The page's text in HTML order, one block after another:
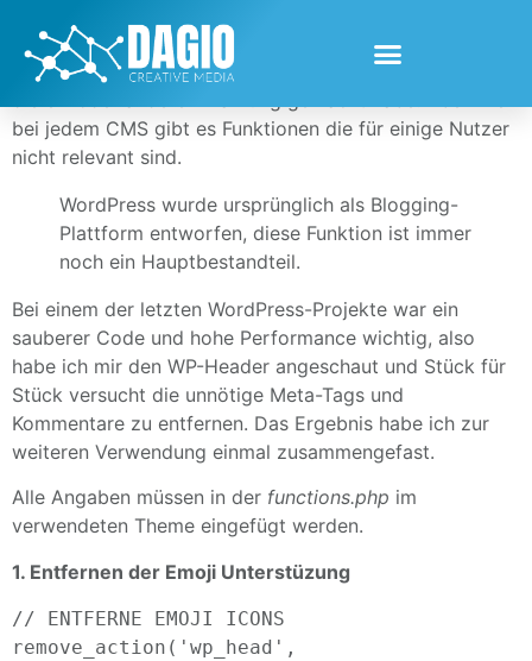
es darum geht Webseiten zu bauen. Es ist ein CMS
(Content Management System) mit dem wir alle schon
bei jedem CMS gibt es Funktionen die für einige Nutzer
nicht relevant sind.
WordPress wurde ursprünglich als Blogging-
Plattform entworfen, diese Funktion ist immer
noch ein Hauptbestandteil.
Bei einem der letzten WordPress-Projekte war ein
sauberer Code und hohe Performance wichtig, also
habe ich mir den WP-Header angeschaut und Stück für
Stück versucht die unnötige Meta-Tags und
Kommentare zu entfernen. Das Ergebnis habe ich zur
weiteren Verwendung einmal zusammengefast.
Alle Angaben müssen in der functions.php im
verwendeten Theme eingefügt werden.
1. Entfernen der Emoji Unterstüzung
// ENTFERNE EMOJI ICONS
remove_action('wp_head',